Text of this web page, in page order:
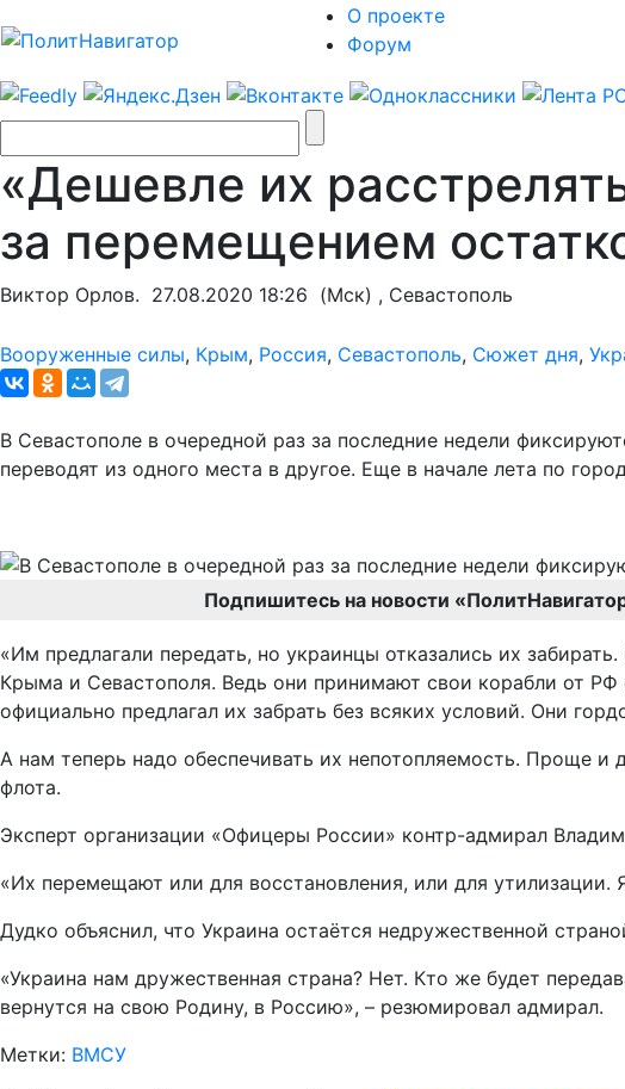
О проекте
Форум
«Дешевле их
за перемещением
Виктор Орлов. 27.08.2020 18:26 (Мск) , Севастополь
Вооруженные силы, Крым, Россия, Севастополь, Сюжет дня,
В Севастополе в очередной раз за последние недели
переводят из одного места в другое. Еще в начале лета по
Подпишитесь на новости
«Им предлагали передать, но украинцы отказались их
Крыма и Севастополя. Ведь они принимают свои корабли от
официально предлагал их забрать без всяких условий. Они
А нам теперь надо обеспечивать их непотопляемость. Проще и
флота.
Эксперт организации «Офицеры России» контр-адмирал
«Их перемещают или для восстановления, или для
Дудко объяснил, что Украина остаётся недружественной
«Украина нам дружественная страна? Нет. Кто же будет
вернутся на свою Родину, в Россию», – резюмировал адмирал.
Метки: ВМСУ